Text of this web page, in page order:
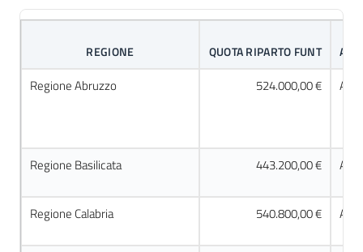
REGIONE QUOTA RIPARTO FUNT
Regione Abruzzo 524.000,00 €
Regione Basilicata 443.200,00 €
Regione Calabria 540.800,00 €